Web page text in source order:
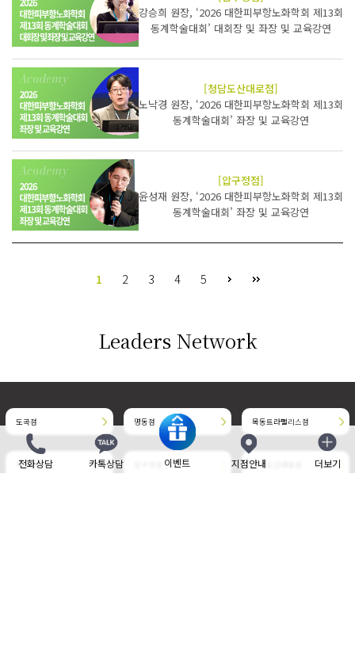
강승희 원장, ‘2026 대한피부항노화학회 제13회
동계학술대회’ 대회장 및 좌장 및 교육강연
[청담도산대로점]
노낙경 원장, ‘2026 대한피부항노화학회 제13회
동계학술대회’ 좌장 및 교육강연
[압구정점]
윤성재 원장, ‘2026 대한피부항노화학회 제13회
동계학술대회’ 좌장 및 교육강연
1 2 3 4 5
Leaders Network
도곡점 명동점 목동트라팰리스점
목동현대점 청담도산대로점 닫기
전화상담 카톡상담 이벤트 지점안내 더보기